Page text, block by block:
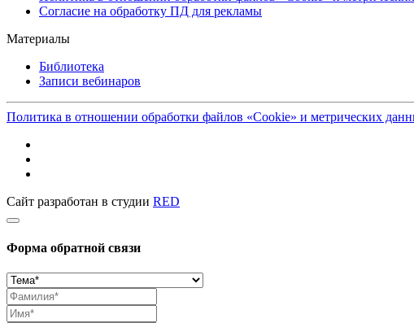
Согласие на обработку ПД для рекламы
Материалы
Библиотека
Записи вебинаров
Политика в отношении обработки файлов «Cookie» и метрических
Сайт разработан в студии RED
Форма обратной связи